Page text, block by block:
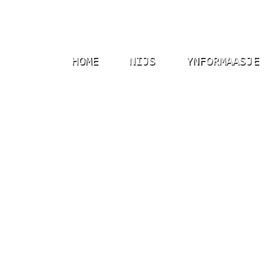
HOME NIJS YNFORMAASJE